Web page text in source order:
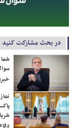
در بحث مشارکت کنید